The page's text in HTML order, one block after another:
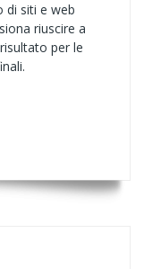
di siti e web
riuscire a
per le